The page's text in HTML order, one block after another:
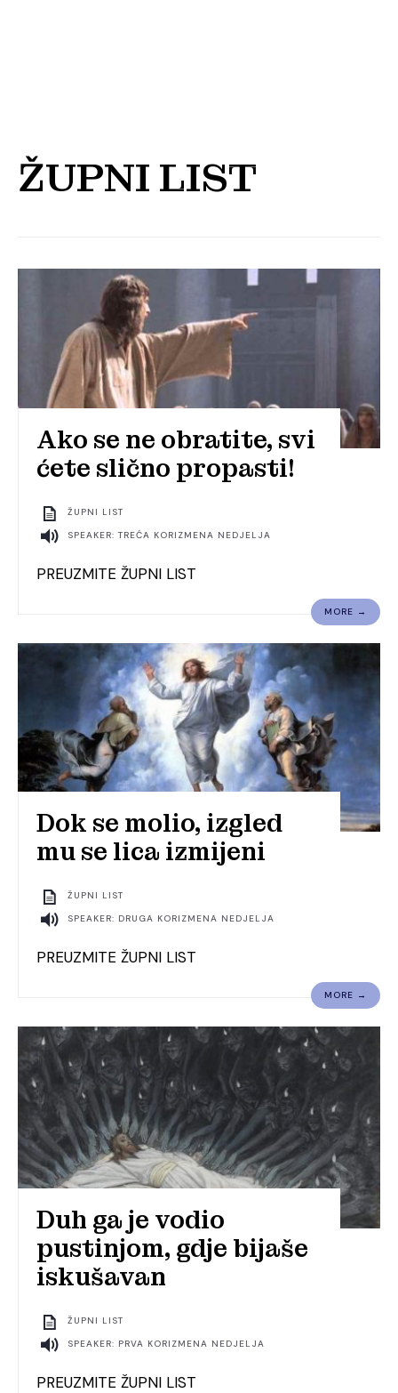
ŽUPNI LIST
Ako se ne obratite, svi
ćete slično propasti!
ŽUPNI LIST
SPEAKER: TREĆA KORIZMENA NEDJELJA
PREUZMITE ŽUPNI LIST
MORE →
Dok se molio, izgled
mu se lica izmijeni
ŽUPNI LIST
SPEAKER: DRUGA KORIZMENA NEDJELJA
PREUZMITE ŽUPNI LIST
MORE →
Duh ga je vodio
pustinjom, gdje bijaše
iskušavan
ŽUPNI LIST
SPEAKER: PRVA KORIZMENA NEDJELJA
PREUZMITE ŽUPNI LIST